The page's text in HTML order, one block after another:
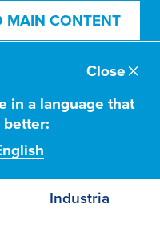
MAIN CONTENT
in a language that
better:
Close
Industria